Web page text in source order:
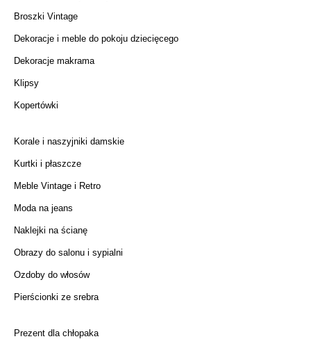
Broszki Vintage
Dekoracje i meble do pokoju dziecięcego
Dekoracje makrama
Klipsy
Kopertówki
Korale i naszyjniki damskie
Kurtki i płaszcze
Meble Vintage i Retro
Moda na jeans
Naklejki na ścianę
Obrazy do salonu i sypialni
Ozdoby do włosów
Pierścionki ze srebra
Prezent dla chłopaka